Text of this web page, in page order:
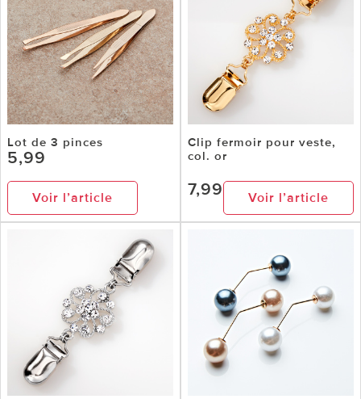
Lot de 3 pinces
5,99
Voir l’article
Clip fermoir pour veste,
col. or
7,99 Voir l’article